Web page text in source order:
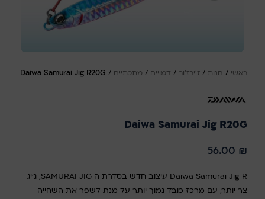
ראשי / חנות / ז'ירז'ור / דמויים / מתכתיים /
Daiwa Samurai Jig R20G
Daiwa Samurai Jig R20G
56.00 ₪
Daiwa Samurai Jig R עיצוב חדש בסדרת ה SAMURAI JIG, ג'יג
צר יותר, עם מרכז כובד נמוך יותר על מנת לשפר את השחייה